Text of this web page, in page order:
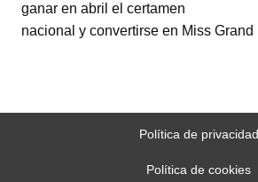
ganar en abril el certamen
nacional y convertirse en Miss Grand
Política de privacidad
Política de cookies